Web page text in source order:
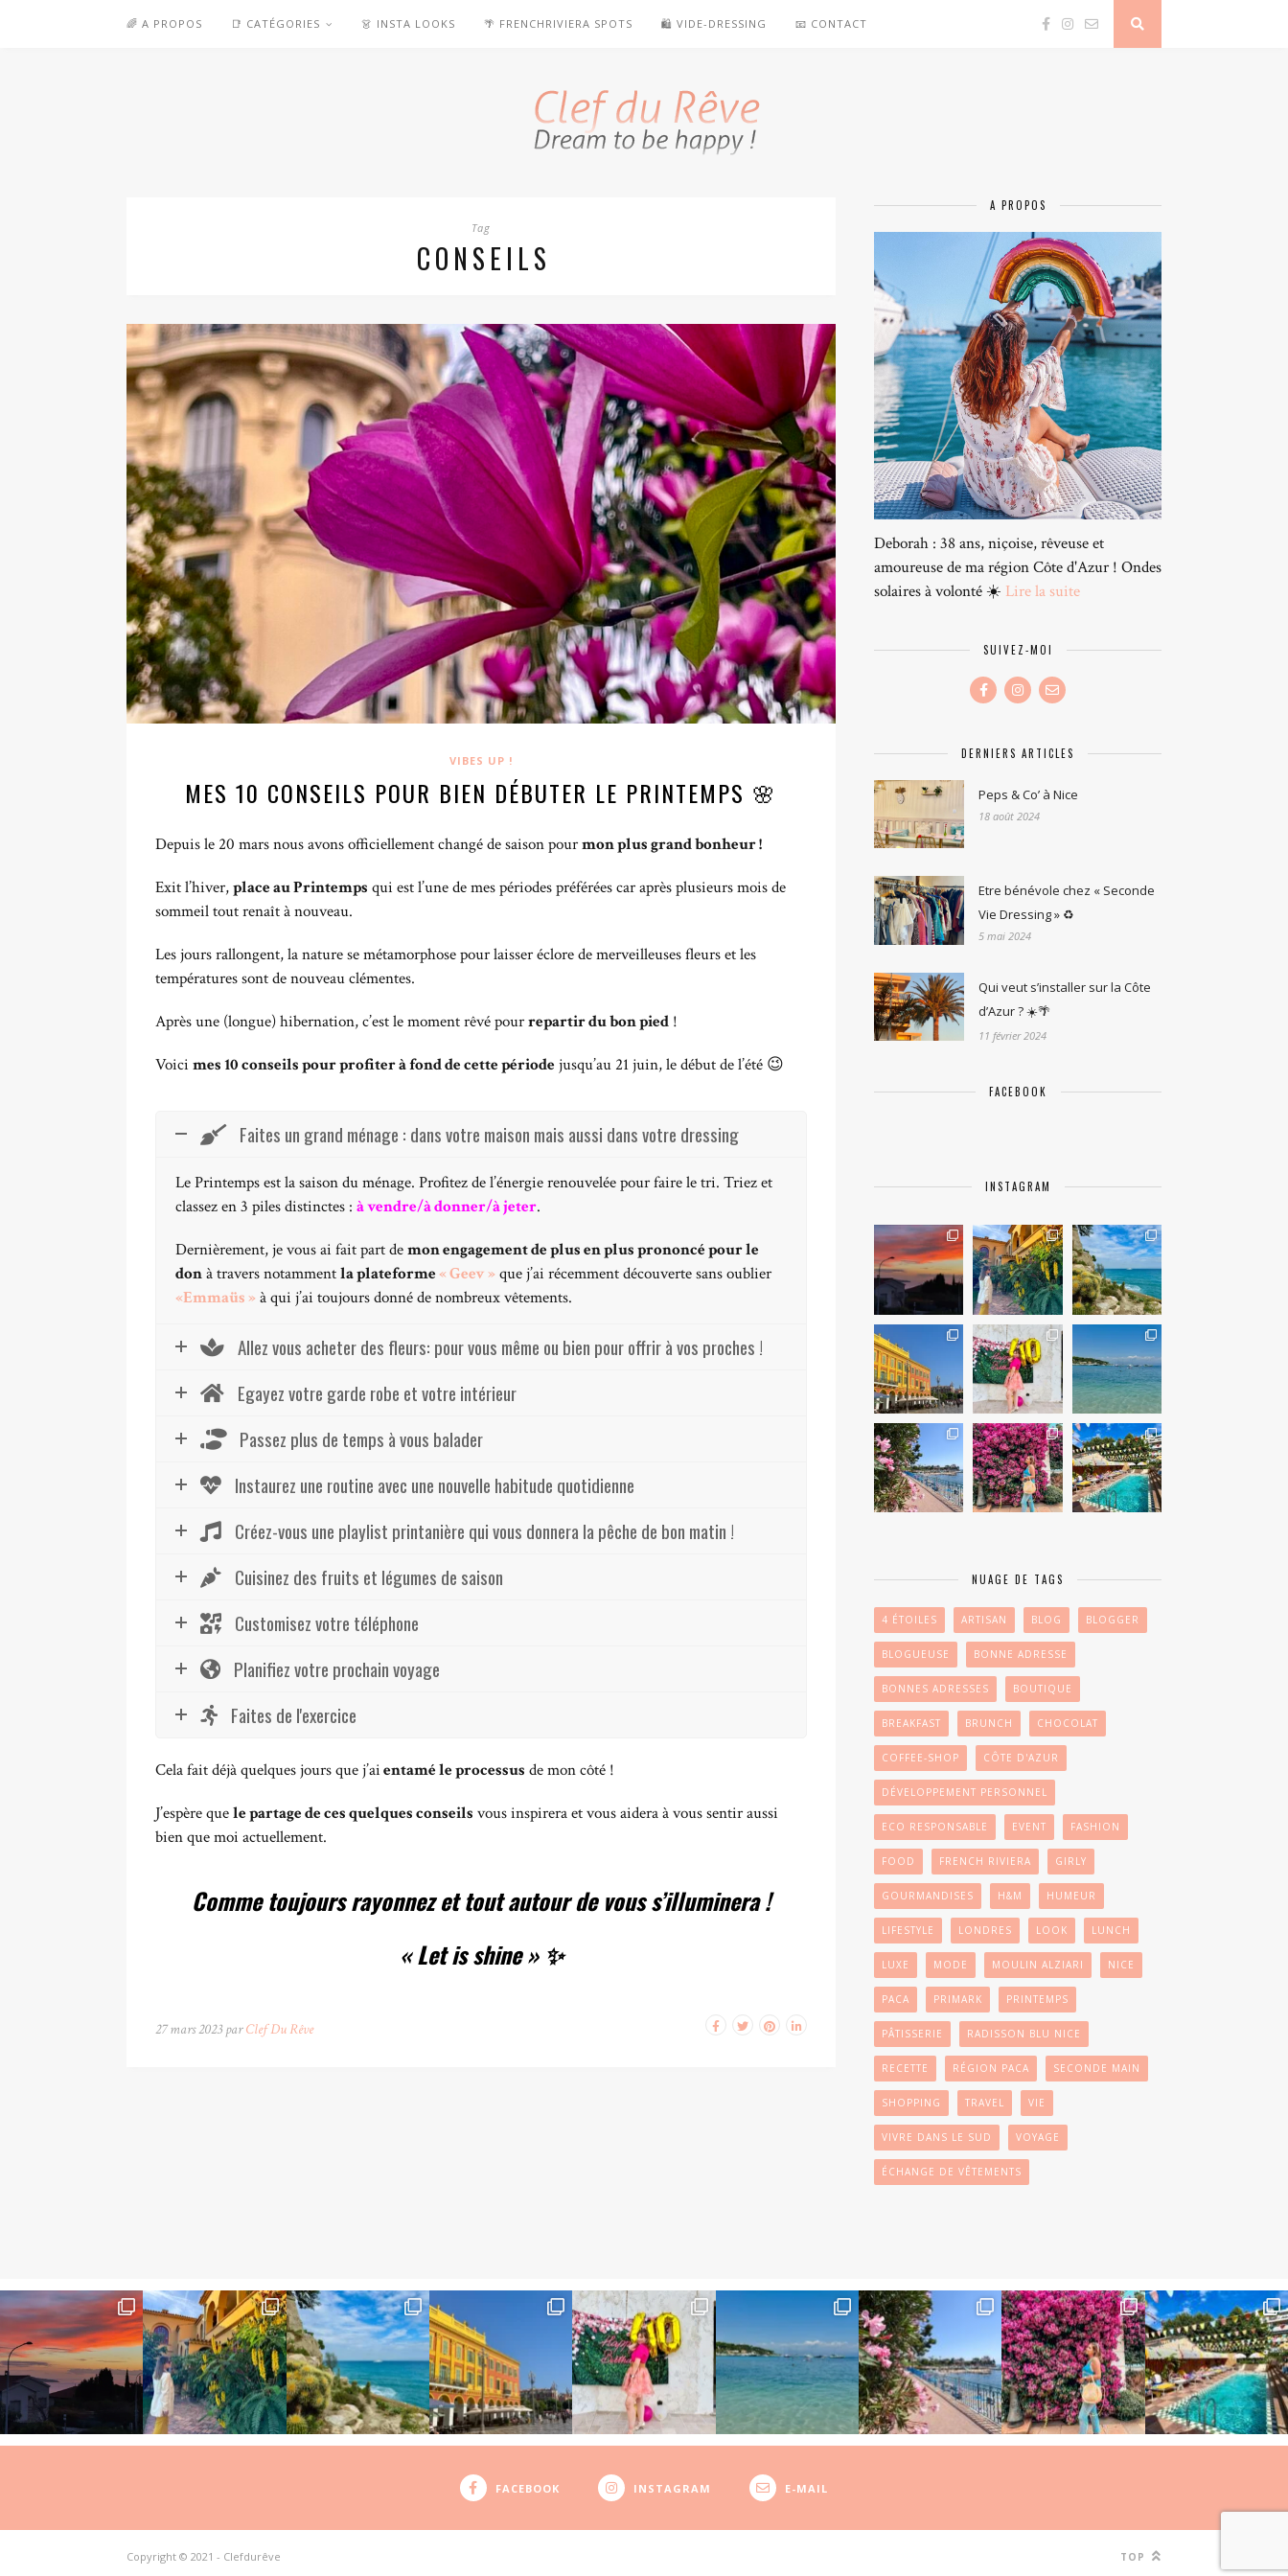
🌈 A PROPOS 📑 CATÉGORIES 👗 INSTA LOOKS 🌴 FRENCHRIVIERA SPOTS 🛍️ VIDE-DRESSING 📧 CONTACT
Tag
CONSEILS
VIBES UP !
MES 10 CONSEILS POUR BIEN DÉBUTER LE PRINTEMPS 🌸
Depuis le 20 mars nous avons officiellement changé de saison pourmon plus grand bonheur !
Exit l’hiver,place au Printemps qui est l’une de mes périodes préférées car après plusieurs mois de
sommeil tout renaît à nouveau.
Les jours rallongent, la nature se métamorphose pour laisser éclore de merveilleuses fleurs et les
températures sont de nouveau clémentes.
Après une (longue) hibernation, c’est le moment rêvé pourrepartir du bon pied !
Voici mes 10 conseils pour profiter à fond de cette périodejusqu’au 21 juin, le début de l’été 😉
Faites un grand ménage : dans votre maison mais aussi dans votre dressing
Le Printemps est la saison du ménage. Profitez de l’énergie renouvelée pour faire le tri. Triez et
classez en 3 piles distinctes : à vendre/à donner/à jeter.
Dernièrement, je vous ai fait part demon engagement de plus en plus prononcé pour le
donà travers notammentla plateforme« Geev »que j’ai récemment découverte sans oublier
«Emmaüs »à qui j’ai toujours donné de nombreux vêtements.
Allez vous acheter des fleurs: pour vous même ou bien pour offrir à vos proches !
Egayez votre garde robe et votre intérieur
Passez plus de temps à vous balader
Instaurez une routine avec une nouvelle habitude quotidienne
Créez-vous une playlist printanière qui vous donnera la pêche de bon matin !
Cuisinez des fruits et légumes de saison
Customisez votre téléphone
Planifiez votre prochain voyage
Faites de l'exercice
Cela fait déjà quelques jours que j’aientamé le processus de mon côté !
J’espère quele partage de ces quelques conseils vous inspirera et vous aidera à vous sentir aussi
bien que moi actuellement.
Comme toujours rayonnez et tout autour de vous s’illuminera !
« Let is shine » ✨
27 mars 2023 parClef Du Rêve
A PROPOS
Deborah : 38 ans, niçoise, rêveuse et
amoureuse de ma région Côte d'Azur ! Ondes
solaires à volonté ☀️ Lire la suite
SUIVEZ-MOI
DERNIERS ARTICLES
Peps & Co’ à Nice
18 août 2024
Etre bénévole chez « Seconde
Vie Dressing » ♻️
5 mai 2024
Qui veut s’installer sur la Côte
d’Azur ? ☀️🌴
11 février 2024
FACEBOOK
INSTAGRAM
NUAGE DE TAGS
4 ÉTOILES ARTISAN BLOG BLOGGER
BLOGUEUSE BONNE ADRESSE
BONNES ADRESSES BOUTIQUE
BREAKFAST BRUNCH CHOCOLAT
COFFEE-SHOP CÔTE D'AZUR
DÉVELOPPEMENT PERSONNEL
ECO RESPONSABLE EVENT FASHION
FOOD FRENCH RIVIERA GIRLY
GOURMANDISES H&M HUMEUR
LIFESTYLE LONDRES LOOK LUNCH
LUXE MODE MOULIN ALZIARI NICE
PACA PRIMARK PRINTEMPS
PÂTISSERIE RADISSON BLU NICE
RECETTE RÉGION PACA SECONDE MAIN
SHOPPING TRAVEL VIE
VIVRE DANS LE SUD VOYAGE
ÉCHANGE DE VÊTEMENTS
FACEBOOK INSTAGRAM E-MAIL
Copyright © 2021 - Clefdurêve TOP